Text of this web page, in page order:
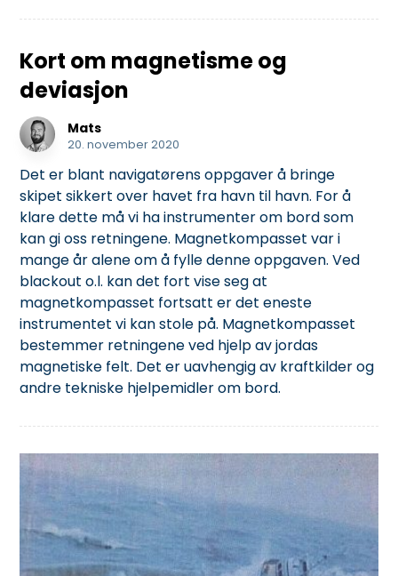
Kort om magnetisme og
deviasjon
Mats
20. november 2020
Det er blant navigatørens oppgaver å bringe
skipet sikkert over havet fra havn til havn. For å
klare dette må vi ha instrumenter om bord som
kan gi oss retningene. Magnetkompasset var i
mange år alene om å fylle denne oppgaven. Ved
blackout o.l. kan det fort vise seg at
magnetkompasset fortsatt er det eneste
instrumentet vi kan stole på. Magnetkompasset
bestemmer retningene ved hjelp av jordas
magnetiske felt. Det er uavhengig av kraftkilder og
andre tekniske hjelpemidler om bord.